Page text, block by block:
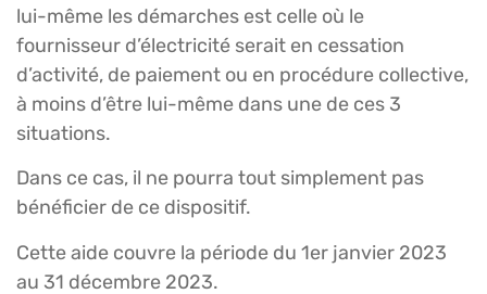
lui-même les démarches est celle où le
fournisseur d’électricité serait en cessation
d’activité, de paiement ou en procédure collective,
à moins d’être lui-même dans une de ces 3
situations.
Dans ce cas, il ne pourra tout simplement pas
bénéficier de ce dispositif.
Cette aide couvre la période du 1er janvier 2023
au 31 décembre 2023.